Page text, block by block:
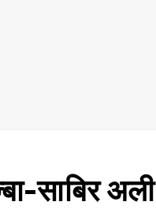
साबिर अली